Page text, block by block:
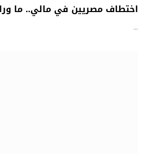
اختطاف مصريين في مالي.. ما
…